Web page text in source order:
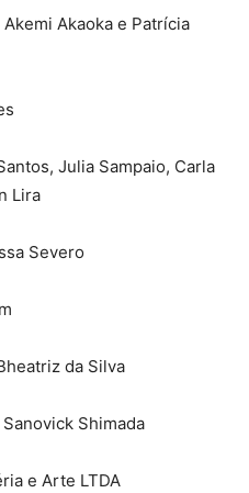
Akaoka e Patrícia
Julia Sampaio, Carla
Lira
Severo
da Silva
Shimada
e Arte LTDA